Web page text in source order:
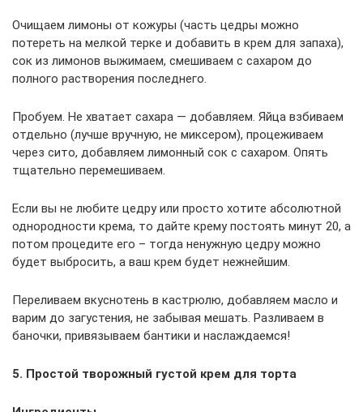
Очищаем лимоны от кожуры (часть цедры можно
потереть на мелкой терке и добавить в крем для запаха),
сок из лимонов выжимаем, смешиваем с сахаром до
полного растворения последнего.
Пробуем. Не хватает сахара — добавляем. Яйца взбиваем
отдельно (лучше вручную, не миксером), процеживаем
через сито, добавляем лимонный сок с сахаром. Опять
тщательно перемешиваем.
Если вы не любите цедру или просто хотите абсолютной
однородности крема, то дайте крему постоять минут 20, а
потом процедите его – тогда ненужную цедру можно
будет выбросить, а ваш крем будет нежнейшим.
Переливаем вкуснотень в кастрюлю, добавляем масло и
варим до загустения, не забывая мешать. Разливаем в
баночки, привязываем бантики и наслаждаемся!
5. Простой творожный густой крем для торта